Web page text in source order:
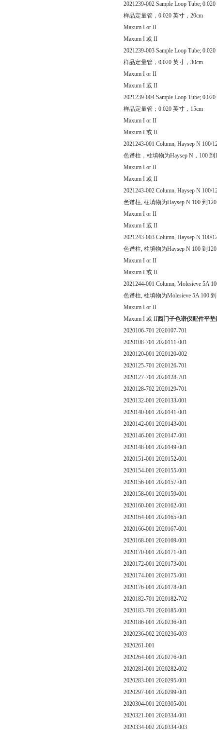
2021239-002 Sample Loop Tube;
样品定量管，0.020 英寸，20cm
Maxum I or II
Maxum I 或 II
2021239-003 Sample Loop Tube;
样品定量管，0.020 英寸，30cm
Maxum I or II
Maxum I 或 II
2021239-004 Sample Loop Tube;
样品定量管；0.020 英寸，15cm
Maxum I or II
Maxum I 或 II
2021243-001 Column, Haysep N 100/
色谱柱，柱填物为Haysep N，100 到
Maxum I or II
Maxum I 或 II
2021243-002 Column, Haysep N 100/
色谱柱, 柱填物为Haysep N 100 到
Maxum I or II
Maxum I 或 II
2021243-003 Column, Haysep N 100/
色谱柱, 柱填物为Haysep N 100 到
Maxum I or II
Maxum I 或 II
2021244-001 Column, Molesieve 5A
色谱柱, 柱填物为Molesieve 5A 100
Maxum I or II
Maxum I 或 II西门子色谱仪配件平垫
2020106-701 2020107-701
2020108-701 2020111-001
2020120-001 2020120-002
2020125-701 2020126-701
2020127-701 2020128-701
2020128-702 2020129-701
2020132-001 2020133-001
2020140-001 2020141-001
2020142-001 2020143-001
2020146-001 2020147-001
2020148-001 2020149-001
2020151-001 2020152-001
2020154-001 2020155-001
2020156-001 2020157-001
2020158-001 2020159-001
2020160-001 2020162-001
2020164-001 2020165-001
2020166-001 2020167-001
2020168-001 2020169-001
2020170-001 2020171-001
2020172-001 2020173-001
2020174-001 2020175-001
2020176-001 2020178-001
2020182-701 2020182-702
2020183-701 2020185-001
2020186-001 2020236-001
2020236-002 2020236-003
2020261-001
2020264-001 2020276-001
2020281-001 2020282-002
2020283-001 2020295-001
2020297-001 2020299-001
2020304-001 2020305-001
2020321-001 2020334-001
2020334-002 2020334-003